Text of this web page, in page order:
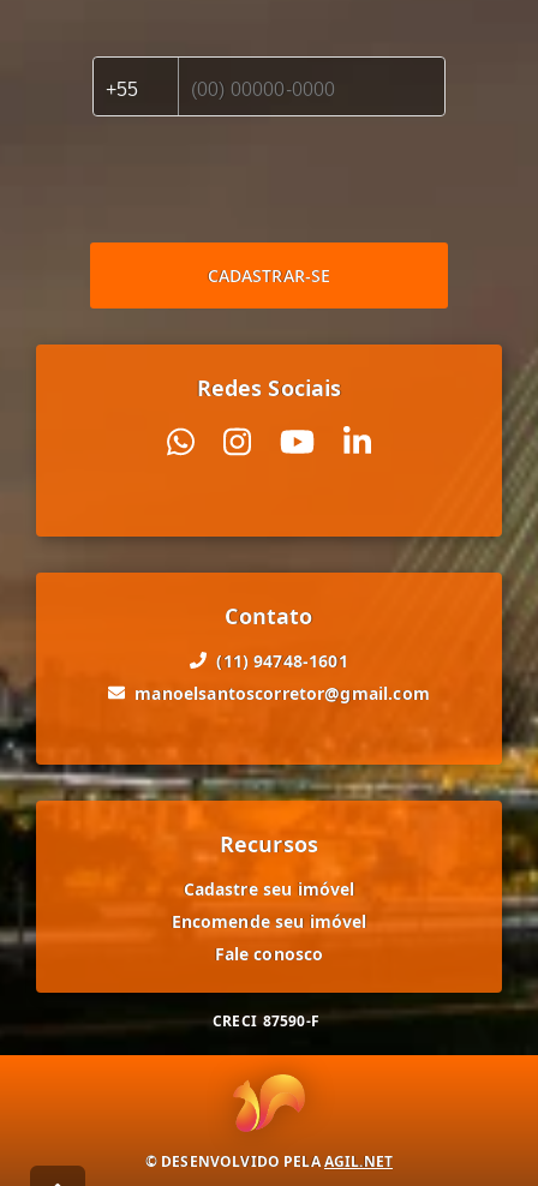
CADASTRAR-SE
Redes Sociais
Contato
(11) 94748-1601
manoelsantoscorretor@gmail.com
Recursos
Cadastre seu imóvel
Encomende seu imóvel
Fale conosco
CRECI 87590-F
© DESENVOLVIDO PELAAGIL.NET